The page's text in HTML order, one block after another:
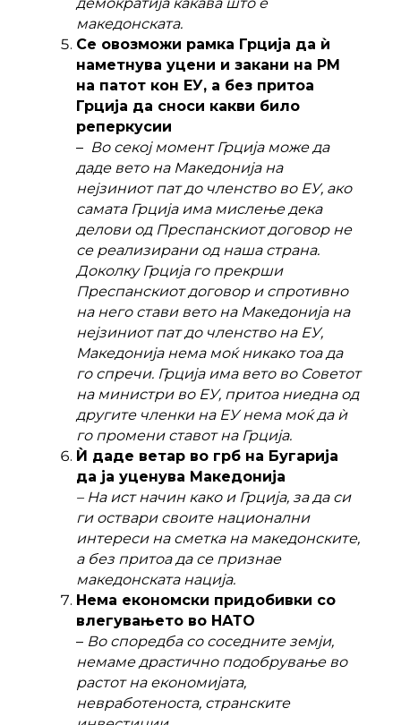
македонската.
Се овозможи рамка Грција да ѝ
наметнува уцени и закани на РМ
на патот кон ЕУ, а без притоа
Грција да сноси какви било
реперкусии
– Во секој момент Грција може да
даде вето на Македонија на
нејзиниот пат до членство во ЕУ, ако
самата Грција има мислење дека
делови од Преспанскиот договор не
се реализирани од наша страна.
Доколку Грција го прекрши
Преспанскиот договор и спротивно
на него стави вето на Македонија на
нејзиниот пат до членство на ЕУ,
Македонија нема моќ никако тоа да
го спречи. Грција има вето во Советот
на министри во ЕУ, притоа ниедна од
другите членки на ЕУ нема моќ да ѝ
го промени ставот на Грција.
Ѝ даде ветар во грб на Бугарија
да ја уценува Македонија
– На ист начин како и Грција, за да си
ги оствари своите национални
интереси на сметка на македонските,
а без притоа да се признае
македонската нација.
Нема економски придобивки со
влегувањето во НАТО
– Во споредба со соседните земји,
немаме драстично подобрување во
растот на економијата,
невработеноста, странските